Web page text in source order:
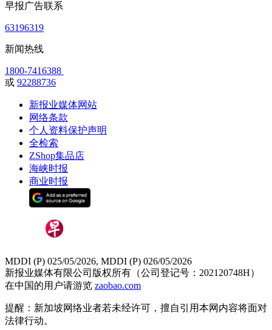
早报广告联系
63196319
新闻热线
1800-7416388
或 92288736
新报业媒体网站
网络条款
个人资料保护声明
全检索
ZShop集品店
海峡时报
商业时报
MDDI (P) 025/05/2026, MDDI (P) 026/05/2026
新报业媒体有限公司版权所有（公司登记号：202120748H）
在中国的用户请游览 zaobao.com
提醒：新加坡网络业者若未经许可，擅自引用本网内容将面对
法律行动。